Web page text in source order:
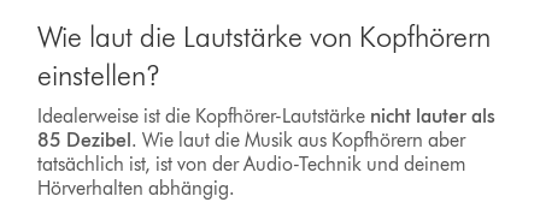
Wie laut die Lautstärke von Kopfhörern
einstellen?
Idealerweise ist die Kopfhörer-Lautstärke nicht lauter als
85 Dezibel. Wie laut die Musik aus Kopfhörern aber
tatsächlich ist, ist von der Audio-Technik und deinem
Hörverhalten abhängig.